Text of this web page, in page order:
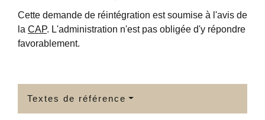
Cette demande de réintégration est soumise à l'avis de
la CAP. L'administration n'est pas obligée d'y répondre
favorablement.
Textes de référence